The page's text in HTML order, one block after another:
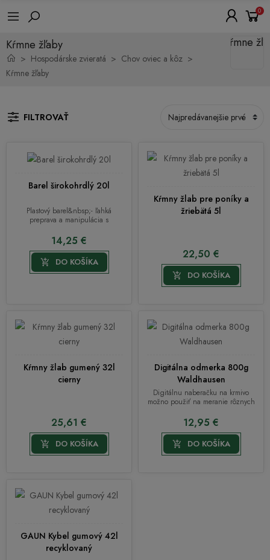
0
Kŕmne žľaby
Hospodárske zvieratá
Chov oviec a kôz
Kŕmne žľaby
FILTROVAŤ
Barel širokohrdlý 20l
Plastový barel&nbsp;- ľahká
preprava a manipulácia s
14,25 €
 DO KOŠÍKA
Kŕmny žlab pre poníky a
žriebätá 5l
22,50 €
 DO KOŠÍKA
Kŕmny žlab gumený 32l
cierny
25,61 €
 DO KOŠÍKA
Digitálna odmerka 800g
Waldhausen
Digitálnu naberačku na krmivo
možno použiť na meranie rôznych
12,95 €
 DO KOŠÍKA
GAUN Kybel gumový 42l
recyklovaný